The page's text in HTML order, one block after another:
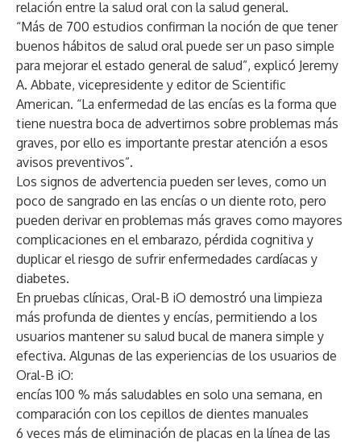
relación entre la salud oral con la salud general.
“Más de 700 estudios confirman la noción de que tener
buenos hábitos de salud oral puede ser un paso simple
para mejorar el estado general de salud”, explicó Jeremy
A. Abbate, vicepresidente y editor de Scientific
American. “La enfermedad de las encías es la forma que
tiene nuestra boca de advertirnos sobre problemas más
graves, por ello es importante prestar atención a esos
avisos preventivos”.
Los signos de advertencia pueden ser leves, como un
poco de sangrado en las encías o un diente roto, pero
pueden derivar en problemas más graves como mayores
complicaciones en el embarazo, pérdida cognitiva y
duplicar el riesgo de sufrir enfermedades cardíacas y
diabetes.
En pruebas clínicas, Oral-B iO demostró una limpieza
más profunda de dientes y encías, permitiendo a los
usuarios mantener su salud bucal de manera simple y
efectiva. Algunas de las experiencias de los usuarios de
Oral-B iO:
encías 100 % más saludables en solo una semana, en
comparación con los cepillos de dientes manuales
6 veces más de eliminación de placas en la línea de las